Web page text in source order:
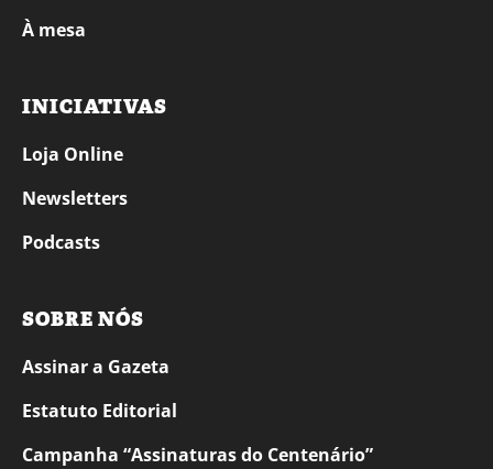
À mesa
INICIATIVAS
Loja Online
Newsletters
Podcasts
SOBRE NÓS
Assinar a Gazeta
Estatuto Editorial
Campanha “Assinaturas do Centenário”